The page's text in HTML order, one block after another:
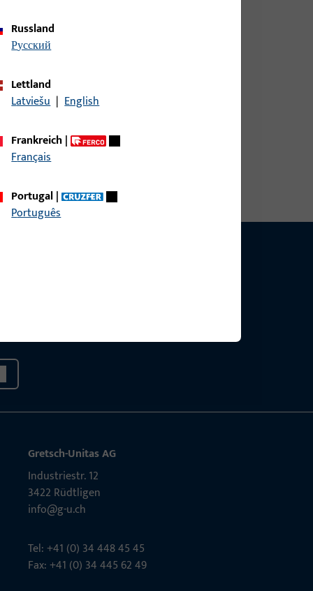
50 mm, Gesamthöhe / -tiefe 24 mm,
Russland
русский
Lettland
Latviešu | English
Frankreich|
Français
Portugal|
Português
Gretsch-Unitas AG
Indu­s­triestr. 12
3422 Rüdt­ligen
info@g-u.ch
Tel: +41 (0) 34 448 45 45
Fax: +41 (0) 34 445 62 49